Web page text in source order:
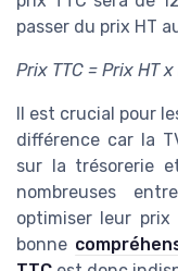
passer du prix HT
Prix TTC = Prix HT
Il est crucial pour
différence car la
sur la trésorerie
nombreuses
optimiser leur
bonne